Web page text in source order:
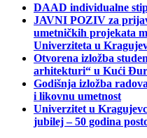
DAAD individualne
JAVNI POZIV za
umetničkih projekata
Univerziteta u
Otvorena izložba
arhitekturi“ u Kući
Godišnja izložba
i likovnu umetnost
Univerzitet u
jubilej – 50 godina